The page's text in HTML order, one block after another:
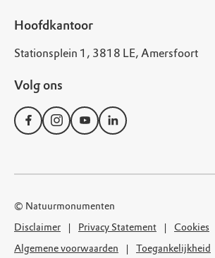
Hoofdkantoor
Stationsplein 1, 3818 LE, Amersfoort
Volg ons
© Natuurmonumenten
Disclaimer
Privacy Statement
Cookies
Algemene voorwaarden
Toegankelijkheid